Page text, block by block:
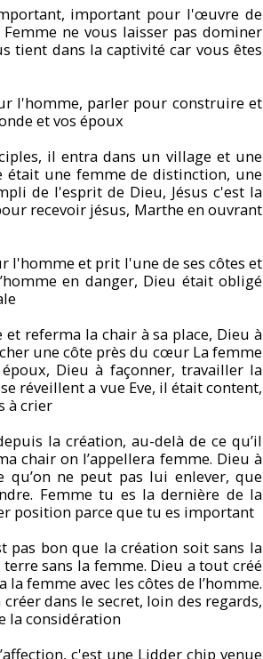
important pour l'œuvre de
ne vous laisser pas dominer
tient dans la captivité car vous êtes
l'homme, parler pour construire et
et vos époux
il entra dans un village et une
était une femme de distinction, une
de l'esprit de Dieu, Jésus c'est la
recevoir jésus, Marthe en ouvrant
et prit l'une de ses côtes et
en danger, Dieu était obligé
referma la chair à sa place, Dieu à
une côte près du cœur La femme
Dieu à façonner, travailler la
réveillent a vue Eve, il était content,
à crier
la création, au-delà de ce qu’il
chair on l’appellera femme. Dieu à
ne peut pas lui enlever, que
Femme tu es la dernière de la
position parce que tu es important
pas bon que la création soit sans la
sans la femme. Dieu a tout créé
femme avec les côtes de l’homme.
dans le secret, loin des regards,
la considération
c'est une Lidder chip venue